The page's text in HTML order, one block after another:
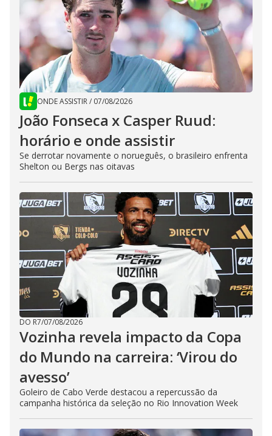
ONDE ASSISTIR/ 07/08/2026
João Fonseca x Casper Ruud:
horário e onde assistir
Se derrotar novamente o norueguês, o brasileiro enfrenta
Shelton ou Bergs nas oitavas
DO R7/07/08/2026
Vozinha revela impacto da Copa
do Mundo na carreira: ‘Virou do
avesso’
Goleiro de Cabo Verde destacou a repercussão da
campanha histórica da seleção no Rio Innovation Week